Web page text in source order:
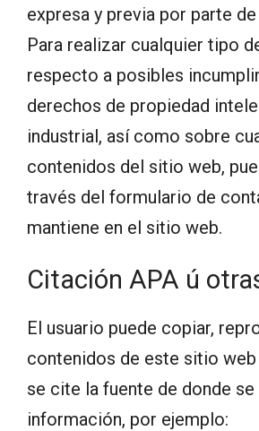
expresa y previa por parte
Para realizar cualquier tipo
respecto a posibles
derechos de propiedad
industrial, así como sobre
contenidos del sitio web,
través del formulario de
mantiene en el sitio web.
Citación APA ú
El usuario puede copiar,
contenidos de este sitio
se cite la fuente de donde
información, por ejemplo: